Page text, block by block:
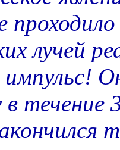
лучей
в течение